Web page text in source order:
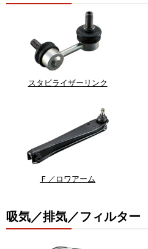
スタビライザーリンク
Ｆ／ロワアーム
吸気／排気／フィルター